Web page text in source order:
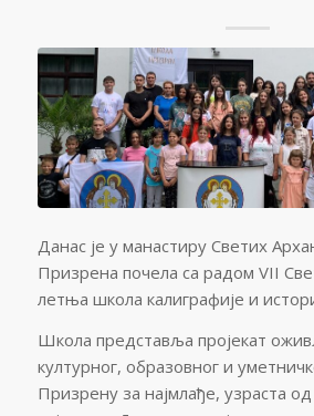
Данас је у манастиру Светих
Призрена почела са радом VII
летња школа калиграфије и
Школа представља пројекат
културног, образовног и
Призрену за најмлађе, узраста